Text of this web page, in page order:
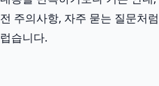
전 주의사항, 자주 묻는 질문처
럽습니다.